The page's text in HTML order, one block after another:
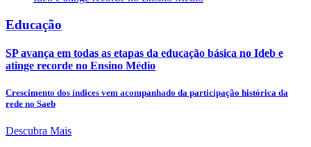
Educação
SP avança em todas as etapas da educação básica no Ideb e
atinge recorde no Ensino Médio
Crescimento dos índices vem acompanhado da participação histórica da
rede no Saeb
Descubra Mais